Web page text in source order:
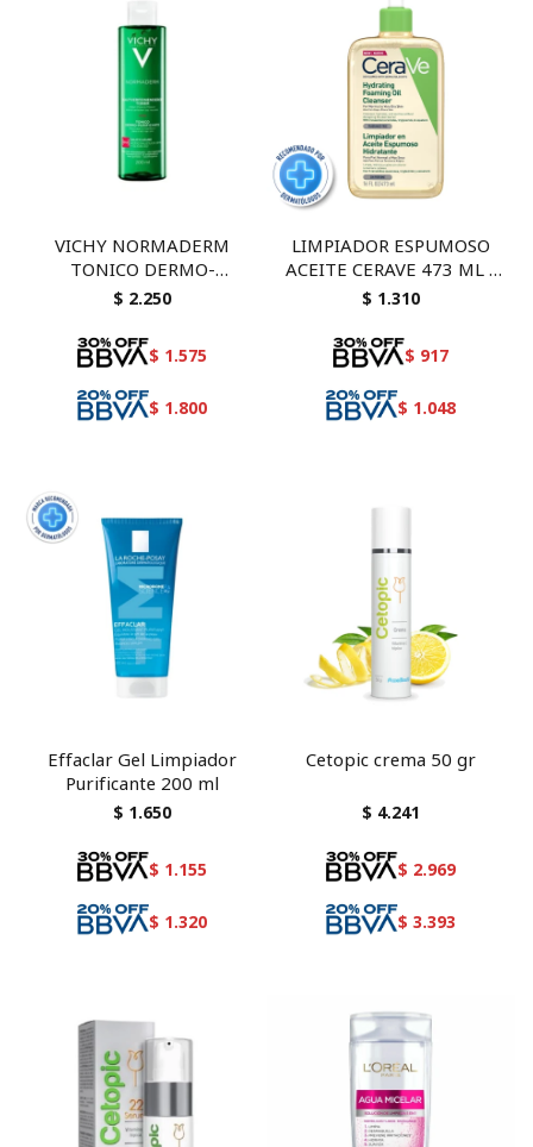
VICHY NORMADERM
TONICO DERMO-
PURIFICANTE 200 ML -
imperfeccions
$ 2.250
$ 1.575
$ 1.800
LIMPIADOR ESPUMOSO
ACEITE CERAVE 473 ML -
Limpieza e Hidratación
$ 1.310
$ 917
$ 1.048
Effaclar Gel Limpiador
Purificante 200 ml
$ 1.650
$ 1.155
$ 1.320
Cetopic crema 50 gr
$ 4.241
$ 2.969
$ 3.393